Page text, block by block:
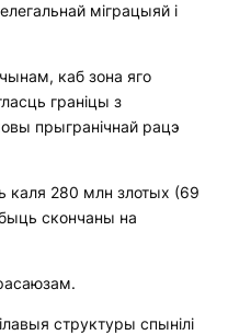
міграцыяй і
каб зона яго
граніцы з
прыгранічнай рацэ
каля 280 млн злотых (69
скончаны на
структуры спынілі